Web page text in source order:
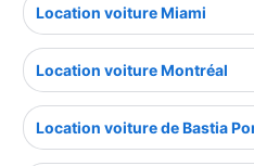
Location voiture Miami
Location voiture Montréal
Location voiture de Bastia